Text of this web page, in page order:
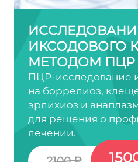
ИКСОДОВОГО
МЕТОДОМ ПЦР
ПЦР-исследование
на боррелиоз,
эрлихиоз и
для решения о
лечении.